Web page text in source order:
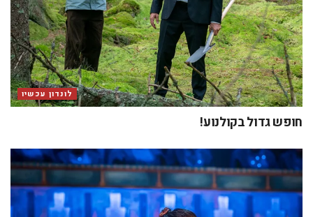
לונדון עכשיו
חופש גדול בקולנוע!